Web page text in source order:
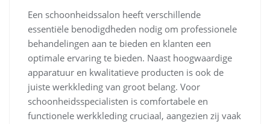
Een schoonheidssalon heeft verschillende
essentiële benodigdheden nodig om professionele
behandelingen aan te bieden en klanten een
optimale ervaring te bieden. Naast hoogwaardige
apparatuur en kwalitatieve producten is ook de
juiste werkkleding van groot belang. Voor
schoonheidsspecialisten is comfortabele en
functionele werkkleding cruciaal, aangezien zij vaak